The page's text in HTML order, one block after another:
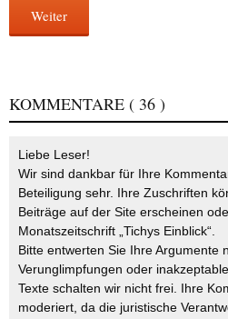
Weiter
KOMMENTARE ( 36 )
Liebe Leser!
Wir sind dankbar für Ihre
Beteiligung sehr. Ihre Zuschriften
Beiträge auf der Site erscheinen
Monatszeitschrift „Tichys Einblick“.
Bitte entwerten Sie Ihre Argumente
Verunglimpfungen oder
Texte schalten wir nicht frei. Ihre
moderiert, da die juristische